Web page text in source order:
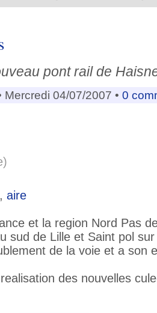
pont rail de
Mercredi 04/07/2007 • 0
, aire
et la region Nord Pas
sud de Lille et Saint pol
de la voie et a son
des nouvelles